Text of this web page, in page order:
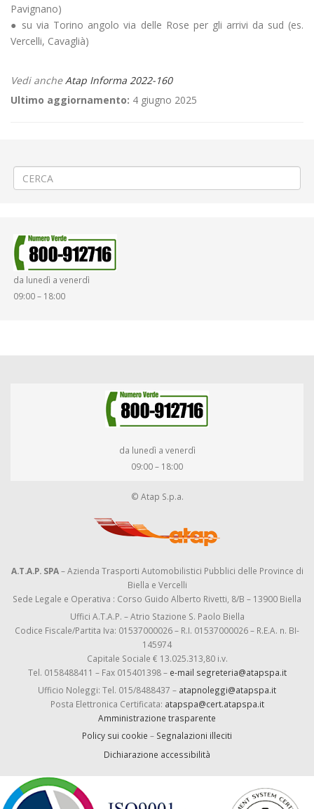
Pavignano)
● su via Torino angolo via delle Rose per gli arrivi da sud (es.
Vercelli, Cavaglià)
Vedi ancheAtap Informa 2022-160
Ultimo aggiornamento: 4 giugno 2025
da lunedì a venerdì
09:00 – 18:00
da lunedì a venerdì
09:00 – 18:00
© Atap S.p.a.
A.T.A.P. SPA– Azienda Trasporti Automobilistici Pubblici delle Province di
Biella e Vercelli
Sede Legale e Operativa : Corso Guido Alberto Rivetti, 8/B – 13900 Biella
Uffici A.T.A.P. – Atrio Stazione S. Paolo Biella
Codice Fiscale/Partita Iva: 01537000026 – R.I. 01537000026 – R.E.A. n. BI-
145974
Capitale Sociale € 13.025.313,80 i.v.
Tel. 0158488411 – Fax 015401398 – e-mail segreteria@atapspa.it
Ufficio Noleggi: Tel. 015/8488437 – atapnoleggi@atapspa.it
Posta Elettronica Certificata: atapspa@cert.atapspa.it
Amministrazione trasparente
Policy sui cookie – Segnalazioni illeciti
Dichiarazione accessibilità